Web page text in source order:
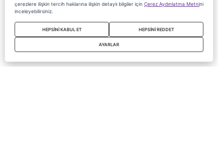
çerezlere ilişkin tercih haklarına ilişkin detaylı bilgiler için Çerez Aydınlatma Metnini
inceleyebilirsiniz.
HEPSİNİ KABUL ET HEPSİNİ REDDET
AYARLAR